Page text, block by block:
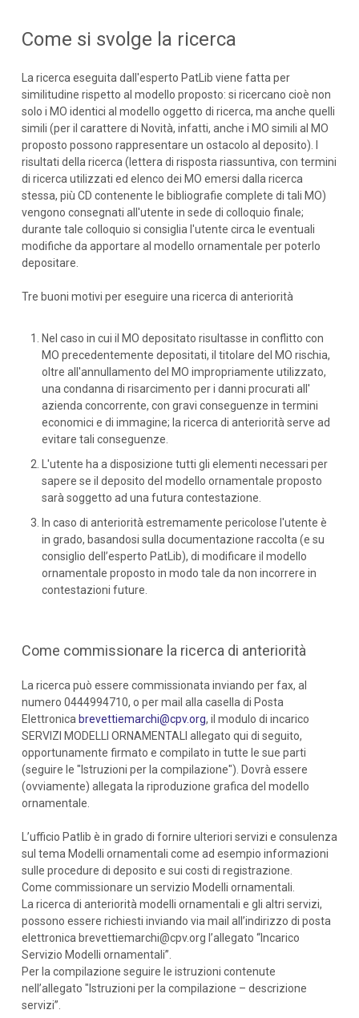
Come si svolge la ricerca
La ricerca eseguita dall'esperto PatLib viene fatta per
similitudine rispetto al modello proposto: si ricercano cioè non
solo i MO identici al modello oggetto di ricerca, ma anche quelli
simili (per il carattere di Novità, infatti, anche i MO simili al MO
proposto possono rappresentare un ostacolo al deposito). I
risultati della ricerca (lettera di risposta riassuntiva, con termini
di ricerca utilizzati ed elenco dei MO emersi dalla ricerca
stessa, più CD contenente le bibliografie complete di tali MO)
vengono consegnati all'utente in sede di colloquio finale;
durante tale colloquio si consiglia l'utente circa le eventuali
modifiche da apportare al modello ornamentale per poterlo
depositare.
Tre buoni motivi per eseguire una ricerca di anteriorità
Nel caso in cui il MO depositato risultasse in conflitto con
MO precedentemente depositati, il titolare del MO rischia,
oltre all'annullamento del MO impropriamente utilizzato,
una condanna di risarcimento per i danni procurati all'
azienda concorrente, con gravi conseguenze in termini
economici e di immagine; la ricerca di anteriorità serve ad
evitare tali conseguenze.
L'utente ha a disposizione tutti gli elementi necessari per
sapere se il deposito del modello ornamentale proposto
sarà soggetto ad una futura contestazione.
In caso di anteriorità estremamente pericolose l'utente è
in grado, basandosi sulla documentazione raccolta (e su
consiglio dell’esperto PatLib), di modificare il modello
ornamentale proposto in modo tale da non incorrere in
contestazioni future.
Come commissionare la ricerca di anteriorità
La ricerca può essere commissionata inviando per fax, al
numero 0444994710, o per mail alla casella di Posta
Elettronica brevettiemarchi@cpv.org, il modulo di incarico
SERVIZI MODELLI ORNAMENTALI allegato qui di seguito,
opportunamente firmato e compilato in tutte le sue parti
(seguire le "Istruzioni per la compilazione"). Dovrà essere
(ovviamente) allegata la riproduzione grafica del modello
ornamentale.
L’ufficio Patlib è in grado di fornire ulteriori servizi e consulenza
sul tema Modelli ornamentali come ad esempio informazioni
sulle procedure di deposito e sui costi di registrazione.
Come commissionare un servizio Modelli ornamentali.
La ricerca di anteriorità modelli ornamentali e gli altri servizi,
possono essere richiesti inviando via mail all’indirizzo di posta
elettronica brevettiemarchi@cpv.org l’allegato “Incarico
Servizio Modelli ornamentali”.
Per la compilazione seguire le istruzioni contenute
nell’allegato "Istruzioni per la compilazione – descrizione
servizi”.